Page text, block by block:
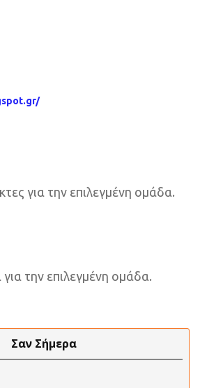
για την επιλεγμένη ομάδα.
την επιλεγμένη ομάδα.
Σαν Σήμερα